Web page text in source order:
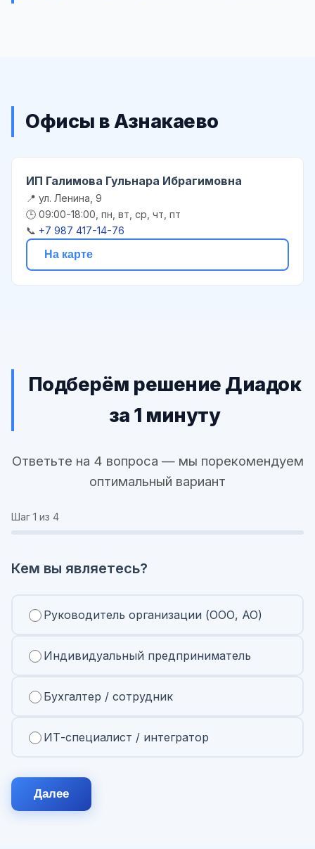
Офисы в Азнакаево
ИП Галимова Гульнара Ибрагимовна
📍 ул. Ленина, 9
🕒 09:00-18:00, пн, вт, ср, чт, пт
📞 +7 987 417-14-76
На карте
Подберём решение Диадок
за 1 минуту
Ответьте на 4 вопроса — мы порекомендуем
оптимальный вариант
Шаг 1 из 4
Кем вы являетесь?
Руководитель организации (ООО, АО)
Индивидуальный предприниматель
Бухгалтер / сотрудник
ИТ-специалист / интегратор
Далее